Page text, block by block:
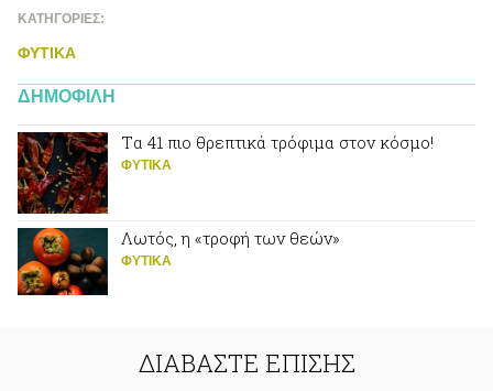
ΚΑΤΗΓΟΡΙΕΣ:
ΦΥΤΙΚA
ΔΗΜΟΦΙΛΗ
Tα 41 πιο θρεπτικά τρόφιμα στον κόσμο!
ΦΥΤΙΚA
Λωτός, η «τροφή των θεών»
ΦΥΤΙΚA
ΔΙΑΒΑΣΤΕ ΕΠΙΣΗΣ